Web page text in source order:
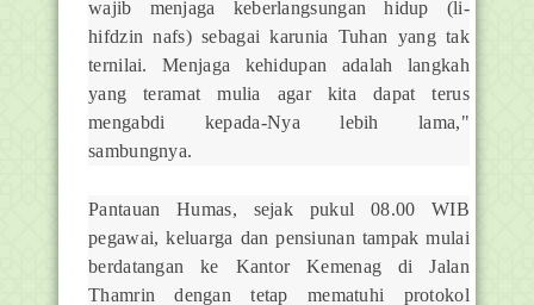
wajib menjaga keberlangsungan hidup (li-
hifdzin nafs) sebagai karunia Tuhan yang tak
ternilai. Menjaga kehidupan adalah langkah
yang teramat mulia agar kita dapat terus
mengabdi kepada-Nya lebih lama,"
sambungnya.
Pantauan Humas, sejak pukul 08.00 WIB
pegawai, keluarga dan pensiunan tampak mulai
berdatangan ke Kantor Kemenag di Jalan
Thamrin dengan tetap mematuhi protokol